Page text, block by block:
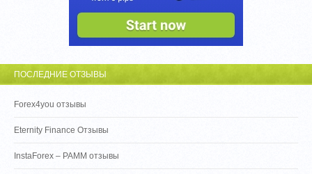
ПОСЛЕДНИЕ ОТЗЫВЫ
Forex4you отзывы
Eternity Finance Отзывы
InstaForex – PAMM отзывы